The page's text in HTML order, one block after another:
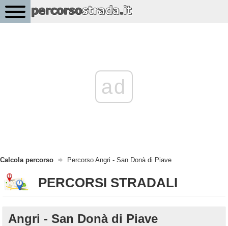
ad
Calcola percorso Percorso Angri - San Donà di Piave
PERCORSI STRADALI
Angri - San Donà di Piave